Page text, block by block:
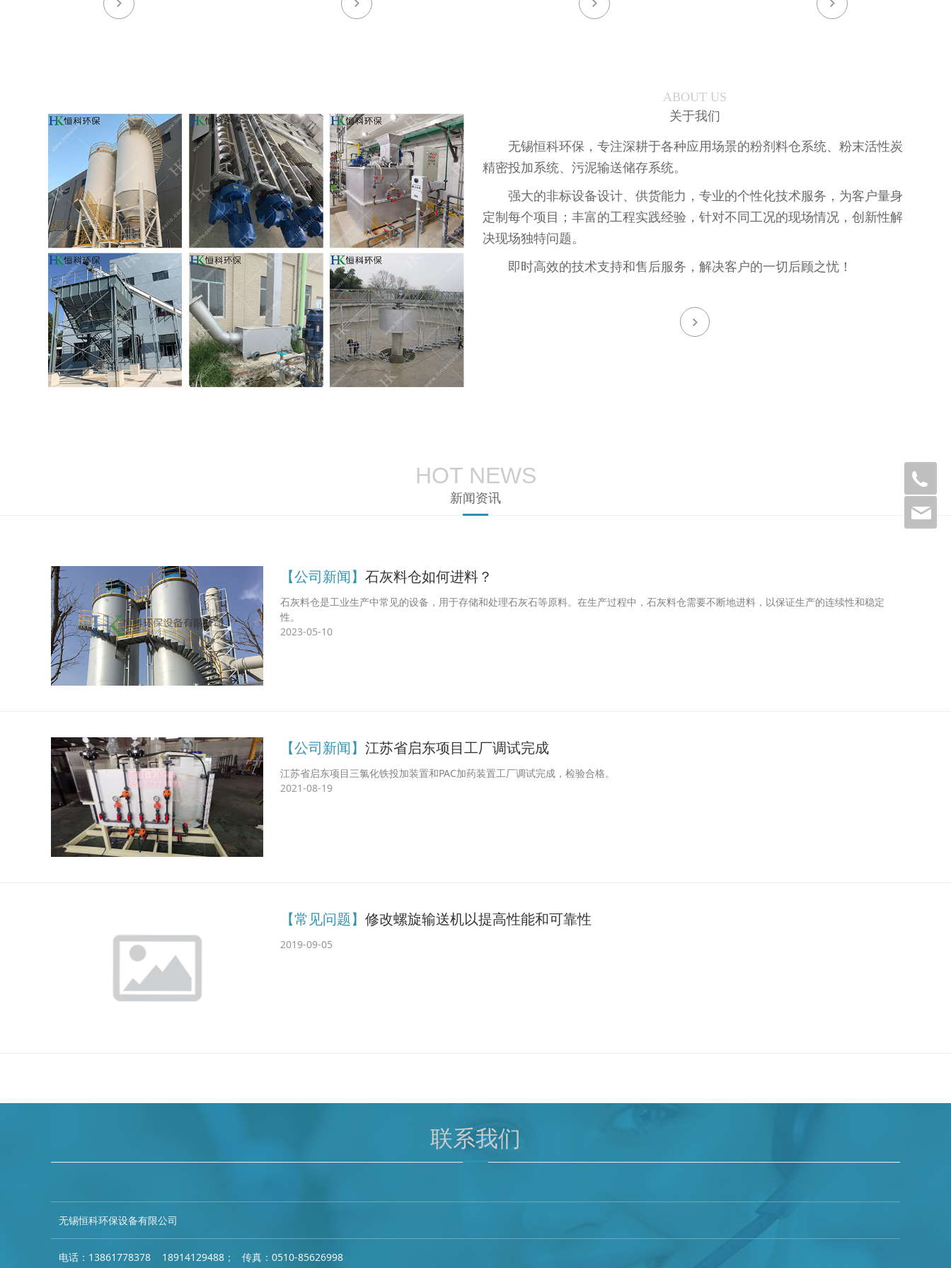
ABOUT US
关于我们
无锡恒科环保，专注深耕于各种应用场景的粉剂料仓系统、粉末活性炭
精密投加系统、污泥输送储存系统。
强大的非标设备设计、供货能力，专业的个性化技术服务，为客户量身
定制每个项目；丰富的工程实践经验，针对不同工况的现场情况，创新性解
决现场独特问题。
即时高效的技术支持和售后服务，解决客户的一切后顾之忧！
HOT NEWS
新闻资讯
【公司新闻】 石灰料仓如何进料？
石灰料仓是工业生产中常见的设备，用于存储和处理石灰石等原料。在生产过程中，石灰料仓需要不断地进料，以保证生产的连续性和稳定
性。
2023-05-10
【公司新闻】 江苏省启东项目工厂调试完成
江苏省启东项目三氯化铁投加装置和PAC加药装置工厂调试完成，检验合格。
2021-08-19
【常见问题】 修改螺旋输送机以提高性能和可靠性
2019-09-05
联系我们
无锡恒科环保设备有限公司
电话：13861778378 18914129488； 传真：0510-85626998